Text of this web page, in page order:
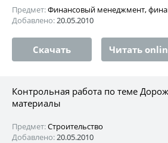
Предмет:Финансовый менеджмент,
Добавлено:20.05.2010
Скачать Читать
Контрольная работа по теме
материалы
Предмет:Строительство
Добавлено:20.05.2010